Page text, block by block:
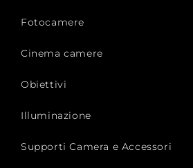
Fotocamere
Cinema camere
Obiettivi
Illuminazione
Supporti Camera e Accessori